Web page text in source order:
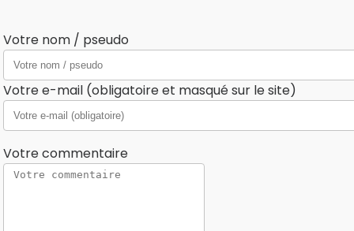
Votre nom / pseudo
Votre e-mail (obligatoire et masqué sur le site)
Votre commentaire